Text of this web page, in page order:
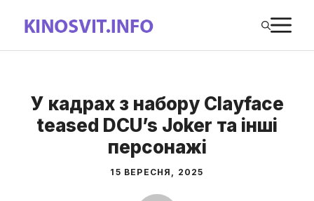
вмісту
У кадрах з набору Clayface
teased DCU’s Joker та інші
персонажі
15 ВЕРЕСНЯ, 2025